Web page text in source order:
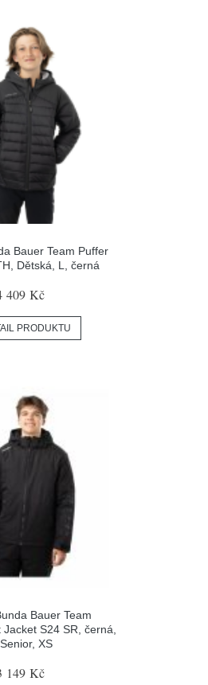
Bauer Team Puffer
Dětská, L, černá
409 Kč
PRODUKTU
Bauer Team
S24 SR, černá,
Senior, XS
149 Kč